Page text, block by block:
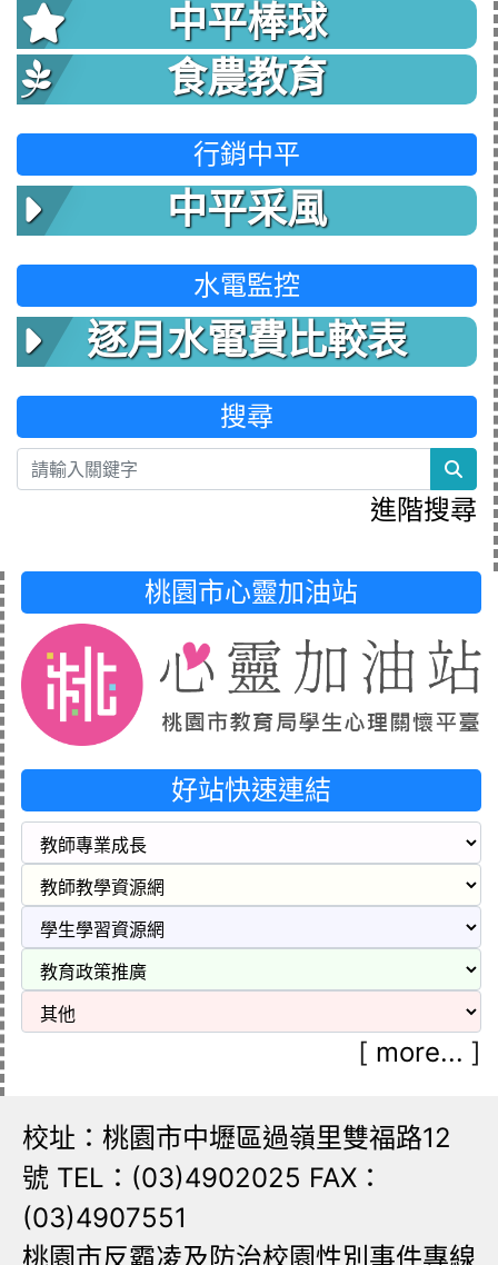
中平棒球
食農教育
行銷中平
中平采風
水電監控
逐月水電費比較表
搜尋
進階搜尋
桃園市心靈加油站
好站快速連結
[ more... ]
校址：桃園市中壢區過嶺里雙福路12
號 TEL：(03)4902025 FAX：
(03)4907551
桃園市反霸凌及防治校園性別事件專線